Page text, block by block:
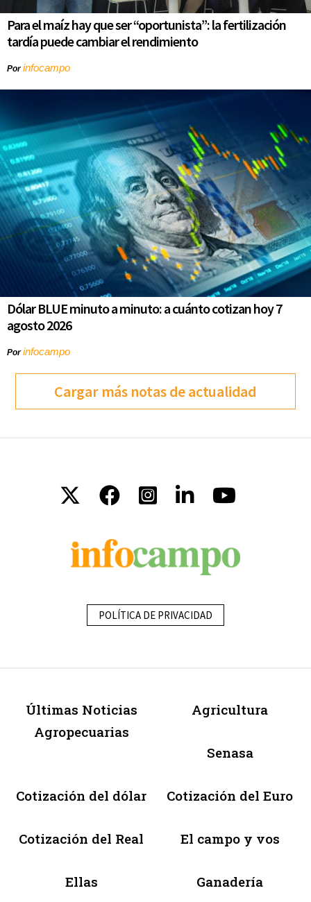
Para el maíz hay que ser “oportunista”: la fertilización
tardía puede cambiar el rendimiento
Porinfocampo
Dólar BLUE minuto a minuto: a cuánto cotizan hoy 7
agosto 2026
Porinfocampo
Cargar más notas de actualidad
POLÍTICA DE PRIVACIDAD
Últimas Noticias
Agropecuarias
Agricultura
Senasa
Cotización del dólar Cotización del Euro
Cotización del Real El campo y vos
Ellas Ganadería